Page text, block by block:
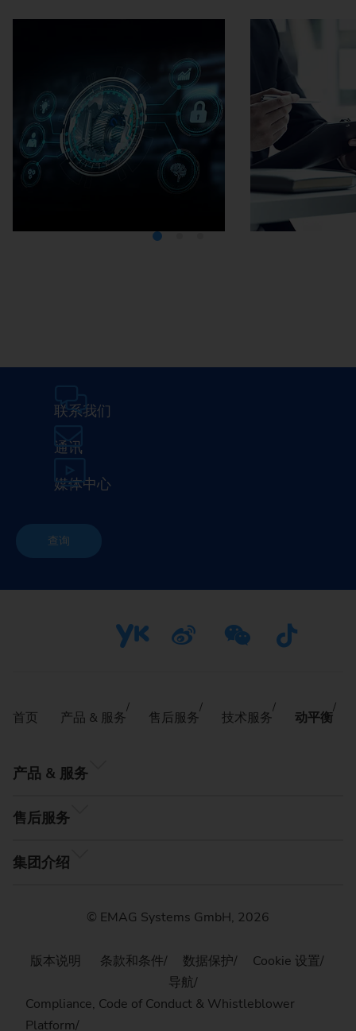
联系我们
通讯
媒体中心
查询
首页 产品 & 服务 售后服务 技术服务 动平衡
产品 & 服务
售后服务
集团介绍
© EMAG Systems GmbH, 2026
版本说明 条款和条件 数据保护
Cookie 设置
导航
Compliance, Code of Conduct & Whistleblower
Platform